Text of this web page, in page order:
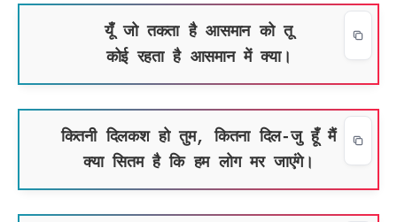
यूँ जो तकता है आसमान को तू
कोई रहता है आसमान में क्या।
कितनी दिलकश हो तुम, कितना दिल-जु हूँ मैं
क्या सितम है कि हम लोग मर जाएंगे।